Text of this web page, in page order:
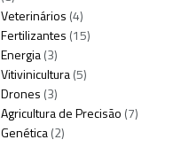
Veterinários (4)
Fertilizantes (15)
Energia(3)
Vitivinicultura(5)
Drones (3)
Agricultura de Precisão (7)
Genética(2)